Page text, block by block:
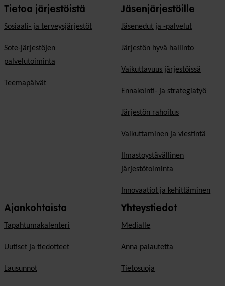
Tietoa järjestöistä
Sosiaali- ja terveysjärjestöt
Sote-järjestöjen
palvelutoiminta
Teemapäivät
Jäsenjärjestöille
Jäsen­edut ja -palvelut
Järjestön hyvä hallinto
Vaikuttavuus järjestöissä
Ennakointi- ja strategiatyö
Järjestön rahoitus
Vaikuttaminen ja viestintä
Ilmastoystävällinen
järjestötoiminta
Innovaatiot ja kehittäminen
Ajankohtaista
Tapahtumakalenteri
Uutiset ja tiedotteet
Lausunnot
Yhteystiedot
Medialle
Anna palautetta
Tietosuoja